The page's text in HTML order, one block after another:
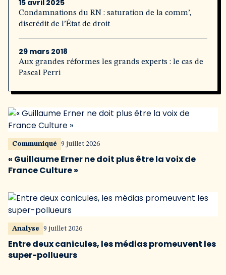
15 avril 2025
Condamnations du RN : saturation de la comm’,
discrédit de l’État de droit
29 mars 2018
Aux grandes réformes les grands experts : le cas de
Pascal Perri
Communiqué 9 juillet 2026
« Guillaume Erner ne doit plus être la voix de
France Culture »
Analyse 9 juillet 2026
Entre deux canicules, les médias promeuvent les
super-pollueurs